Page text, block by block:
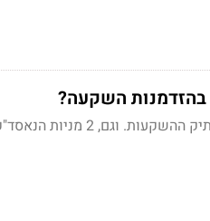
השקעה?
תרבות ההפלגות נמצאת בגידול ופותחת אפשרות לגוון את